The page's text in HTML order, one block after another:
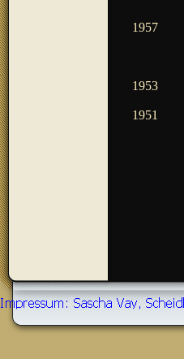
1957
1953
1951